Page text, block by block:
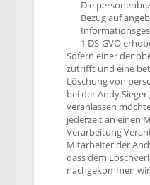
Die
Bezug auf
1 DS-GVO
Sofern einer der
zutrifft und eine
Löschung von
bei der Andy
veranlassen
jederzeit an einen
Verarbeitung
Mitarbeiter der
dass dem
nachgekommen